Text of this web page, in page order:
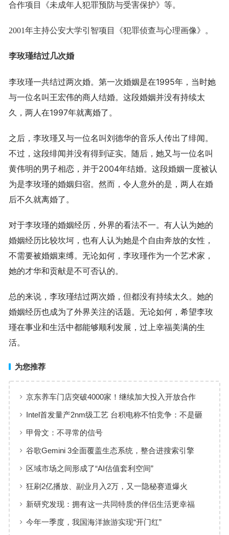
合作项目《未成年人犯罪预防与受害保护》等。
2001年主持公安大学引智项目《犯罪侦查与心理画像》。
李玫瑾结过几次婚
李玫瑾一共结过两次婚。第一次婚姻是在1995年，当时她
与一位名叫王宏伟的商人结婚。这段婚姻并没有持续太
久，两人在1997年就离婚了。
之后，李玫瑾又与一位名叫刘德华的音乐人传出了绯闻。
不过，这段绯闻并没有得到证实。随后，她又与一位名叫
黄伟明的男子相恋，并于2004年结婚。这段婚姻一度被认
为是李玫瑾的婚姻归宿。然而，令人意外的是，两人在婚
后不久就离婚了。
对于李玫瑾的婚姻经历，外界的看法不一。有人认为她的
婚姻经历比较坎坷，也有人认为她是个自由奔放的女性，
不需要被婚姻束缚。无论如何，李玫瑾作为一个艺术家，
她的才华和贡献是不可否认的。
总的来说，李玫瑾结过两次婚，但都没有持续太久。她的
婚姻经历也成为了外界关注的话题。无论如何，希望李玫
瑾在事业和生活中都能够顺利发展，过上幸福美满的生
活。
为您推荐
京东养车门店突破4000家！继续加大投入开放合作
Intel首发量产2nm级工艺 台积电称不怕竞争：不是砸
钱就行的
甲骨文：不寻常的信号
谷歌Gemini 3全面覆盖生态系统，整合进搜索引擎
区域市场之间形成了“AI估值套利空间”
狂刷2亿播放、副业月入2万，又一隐秘赛道爆火
新研究发现：拥有这一共同特质的伴侣生活更幸福
今年一季度，我国海洋旅游实现“开门红”